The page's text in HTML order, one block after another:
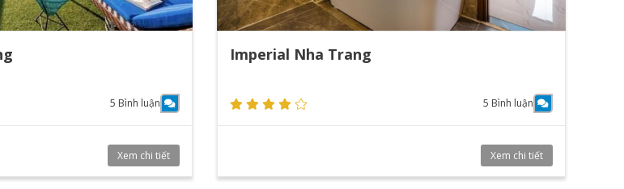
5 Bình luận
Xem chi tiết
Imperial Nha Trang
5 Bình luận
Xem chi tiết